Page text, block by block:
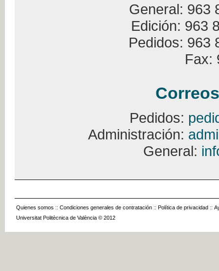
General: 963
Edición: 963
Pedidos: 963
Fax:
Pedidos:
Administración:
General:
Quienes somos :: Condiciones generales de contratación :: Política de privacidad ::
Universitat Politècnica de València © 2012